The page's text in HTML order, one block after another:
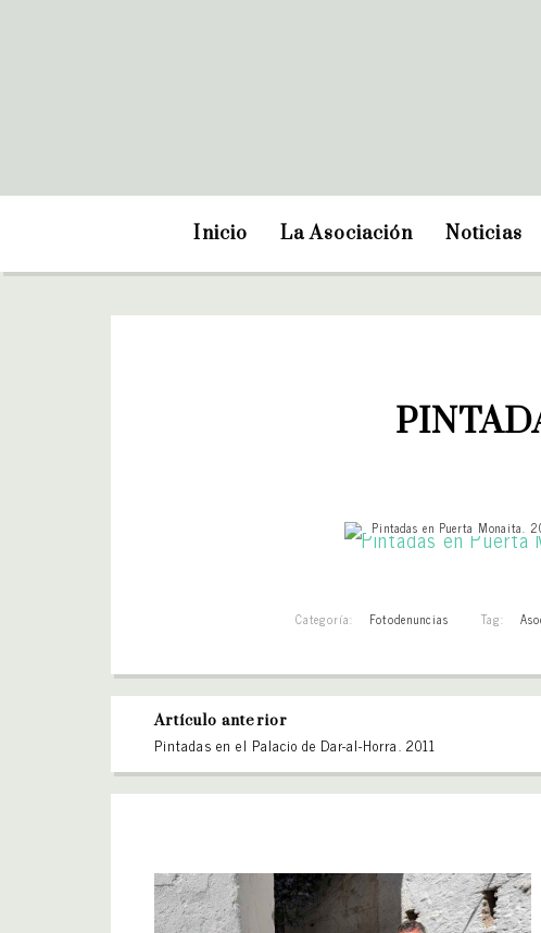
Inicio La Asociación Noticias
Pintadas en Puerta Monaita.
Categoría: Fotodenuncias Tag:
Artículo anterior
Pintadas en el Palacio de Dar-al-Horra. 2011